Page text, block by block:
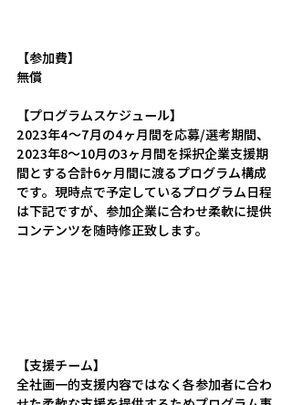
【参加費】
無償
【プログラムスケジュール】
2023年4～7月の4ヶ月間を応募/選考期間、
2023年8～10月の3ヶ月間を採択企業支援期
間とする合計6ヶ月間に渡るプログラム構成
です。現時点で予定しているプログラム日程
は下記ですが、参加企業に合わせ柔軟に提供
コンテンツを随時修正致します。
【支援チーム】
全社画一的支援内容ではなく各参加者に合わ